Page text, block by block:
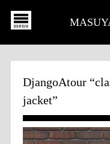
DjangoAtour
jacket”